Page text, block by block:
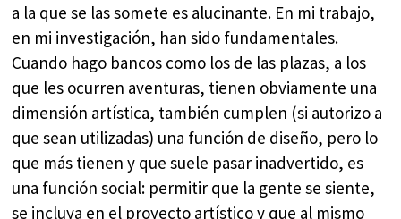
a la que se las somete es alucinante. En mi trabajo,
en mi investigación, han sido fundamentales.
Cuando hago bancos como los de las plazas, a los
que les ocurren aventuras, tienen obviamente una
dimensión artística, también cumplen (si autorizo a
que sean utilizadas) una función de diseño, pero lo
que más tienen y que suele pasar inadvertido, es
una función social: permitir que la gente se siente,
se incluya en el proyecto artístico y que al mismo